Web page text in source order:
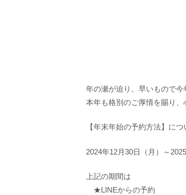
年の瀬が迫り、早いもので
本年も格別のご厚情を賜り
【年末年始の予約方法】に
2024年12月30日（月）～
上記の期間は
★LINEからの予約